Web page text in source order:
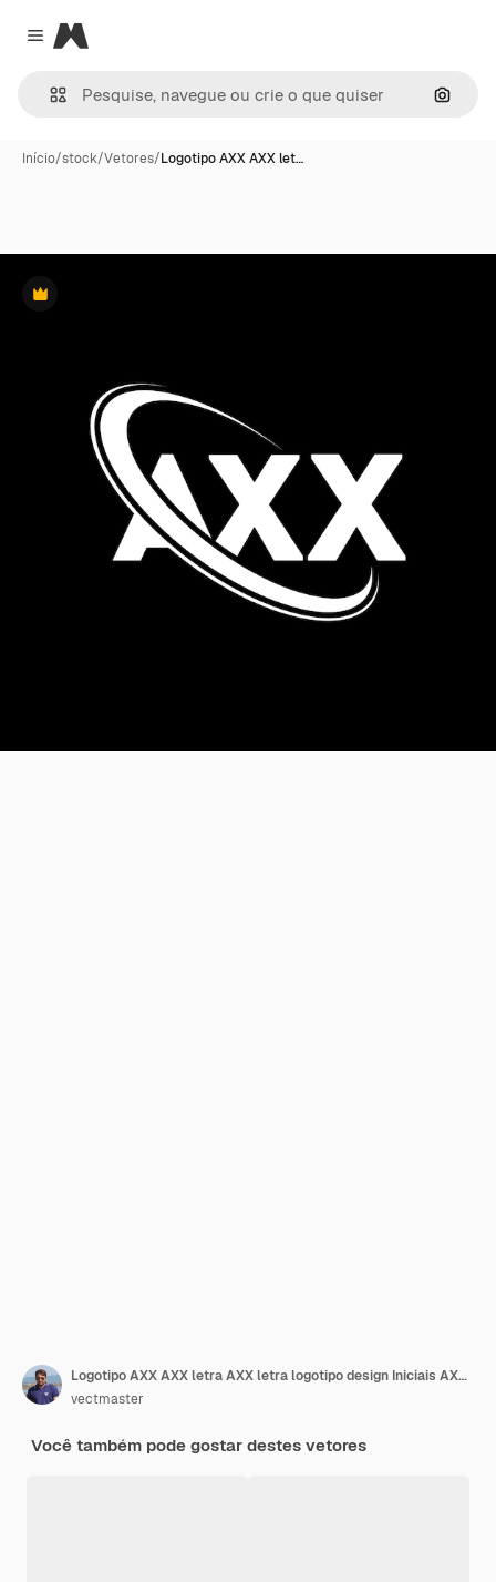
Close menu
Magnific
Início/stock/Vetores/Logotipo AXX AXX let…
Premium
Logotipo AXX AXX letra AXX letra logotipo design Iniciais AXX logotipo ligado com círculo e maiúsculas monograma logotipo AXX tipografia para negócios de tecnologia e marca imobiliária
vectmaster
Você também pode gostar destes vetores